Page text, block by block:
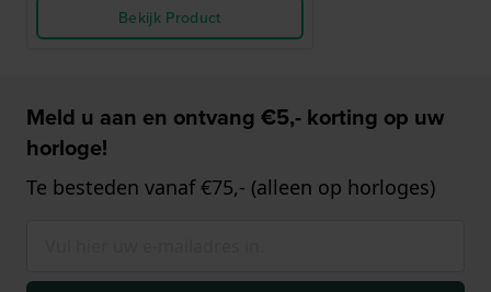
Bekijk Product
Meld u aan en ontvang €5,- korting op uw
horloge!
Te besteden vanaf €75,- (alleen op horloges)